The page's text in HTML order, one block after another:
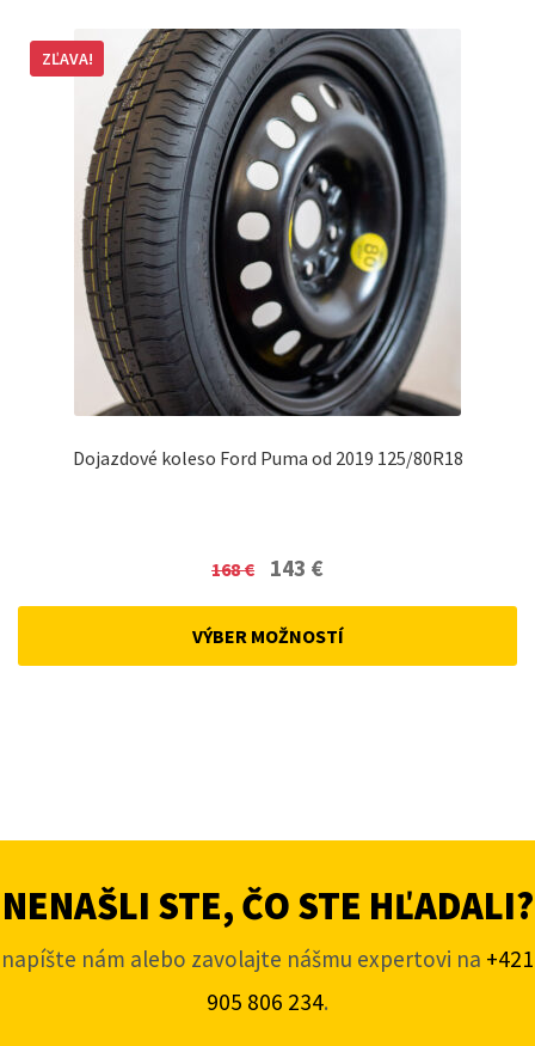
Dojazdové koleso Ford Puma od 2019 125/80R18
ZĽAVA!
168€
Original
was:
143 €Current
VÝBER MOŽNOSTÍ
NENAŠLI STE, ČO STE HĽADALI?
napíšte nám alebo zavolajte nášmu expertovi na +421
905 806 234.